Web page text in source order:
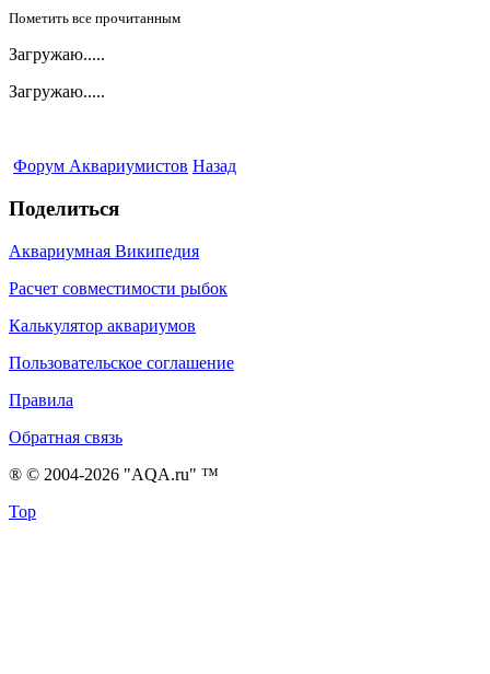
Пометить все прочитанным
Загружаю.....
Загружаю.....
Форум Аквариумистов Назад
Поделиться
Аквариумная Википедия
Расчет совместимости рыбок
Калькулятор аквариумов
Пользовательское соглашение
Правила
Обратная связь
® © 2004-2026 "AQA.ru" ™
Top